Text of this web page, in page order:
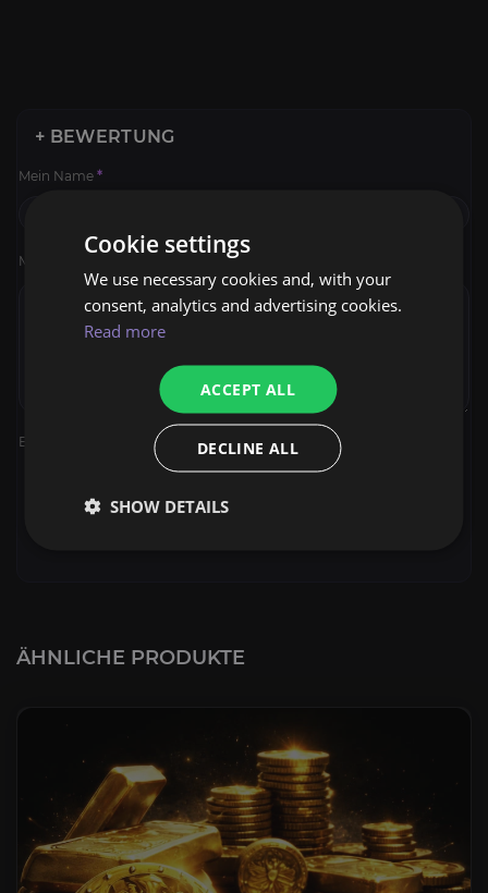
+ BEWERTUNG
Mein Name *
Meine Bewertung
Bewertung
ÄHNLICHE PRODUKTE
Cookie settings
We use necessary cookies and, with your
consent, analytics and advertising cookies.
Read more
ACCEPT ALL
DECLINE ALL
SHOW DETAILS